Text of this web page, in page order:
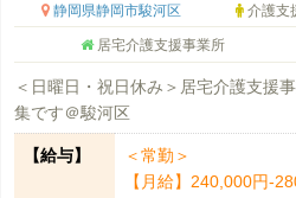
静岡県静岡市駿河区 介護支
居宅介護支援事業所
＜日曜日・祝日休み＞居宅介護支援
集です＠駿河区
【給与】
＜常勤＞
【月給】240,000円-